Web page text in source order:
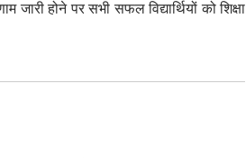
जारी होने पर सभी सफल विद्यार्थियों को शिक्षा